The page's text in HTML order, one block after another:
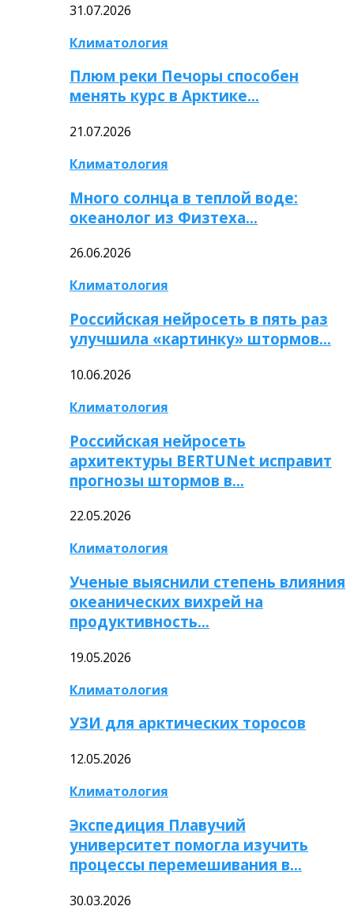
31.07.2026
Климатология
Плюм реки Печоры способен
менять курс в Арктике…
21.07.2026
Климатология
Много солнца в теплой воде:
океанолог из Физтеха…
26.06.2026
Климатология
Российская нейросеть в пять раз
улучшила «картинку» штормов…
10.06.2026
Климатология
Российская нейросеть
архитектуры BERTUNet исправит
прогнозы штормов в…
22.05.2026
Климатология
Ученые выяснили степень влияния
океанических вихрей на
продуктивность…
19.05.2026
Климатология
УЗИ для арктических торосов
12.05.2026
Климатология
Экспедиция Плавучий
университет помогла изучить
процессы перемешивания в…
30.03.2026